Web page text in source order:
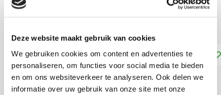
Deze website maakt gebruik van cookies
We gebruiken cookies om content en advertenties te
personaliseren, om functies voor social media te bieden
en om ons websiteverkeer te analyseren. Ook delen we
informatie over uw gebruik van onze site met onze
€1,90
Toevoegen aan winkelwagen
DELEN: